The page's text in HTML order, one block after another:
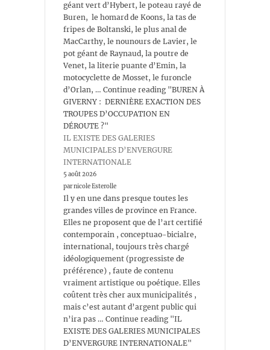
géant vert d’Hybert, le poteau rayé de
Buren, le homard de Koons, la tas de
fripes de Boltanski, le plus anal de
MacCarthy, le nounours de Lavier, le
pot géant de Raynaud, la poutre de
Venet, la literie puante d’Emin, la
motocyclette de Mosset, le furoncle
d’Orlan, … Continue reading "BUREN À
GIVERNY : DERNIÈRE EXACTION DES
TROUPES D’OCCUPATION EN
DÉROUTE ?"
IL EXISTE DES GALERIES
MUNICIPALES D’ENVERGURE
INTERNATIONALE
5 août 2026
par nicole Esterolle
Il y en une dans presque toutes les
grandes villes de province en France.
Elles ne proposent que de l’art certifié
contemporain , conceptuao-bicialre,
international, toujours très chargé
idéologiquement (progressiste de
préférence) , faute de contenu
vraiment artistique ou poétique. Elles
coûtent très cher aux municipalités ,
mais c’est autant d’argent public qui
n’ira pas … Continue reading "IL
EXISTE DES GALERIES MUNICIPALES
D’ENVERGURE INTERNATIONALE"